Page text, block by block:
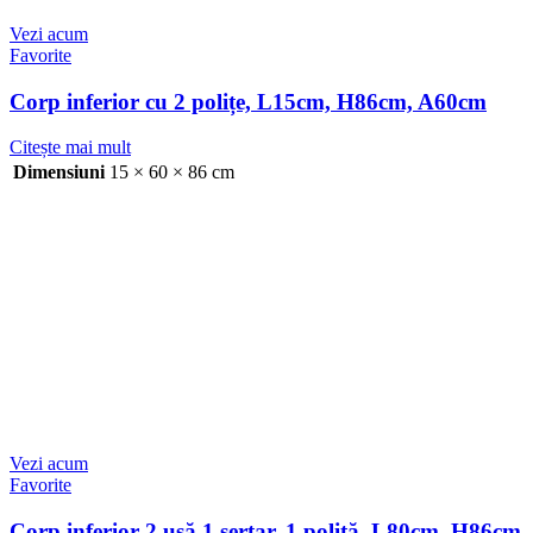
Vezi acum
Favorite
Corp inferior cu 2 polițe, L15cm, H86cm, A60cm
Citește mai mult
Dimensiuni 15 × 60 × 86 cm
Vezi acum
Favorite